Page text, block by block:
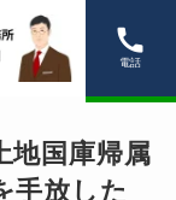
電話
地国庫帰属
手放した